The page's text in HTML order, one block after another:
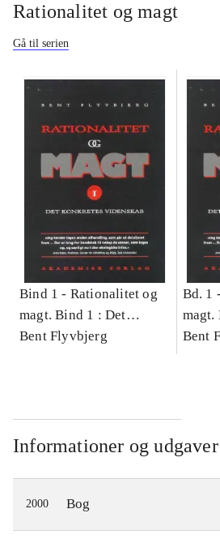
Rationalitet og magt
Gå til serien
Bind 1 - Rationalitet og
magt. Bind 1 : Det
konkretes videnskab
Bent Flyvbjerg
Bd. 1
magt.
Bent
Informationer og udgaver
2000 Bog